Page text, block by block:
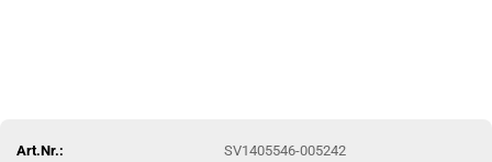
Art.Nr.:
SV1405546-005242